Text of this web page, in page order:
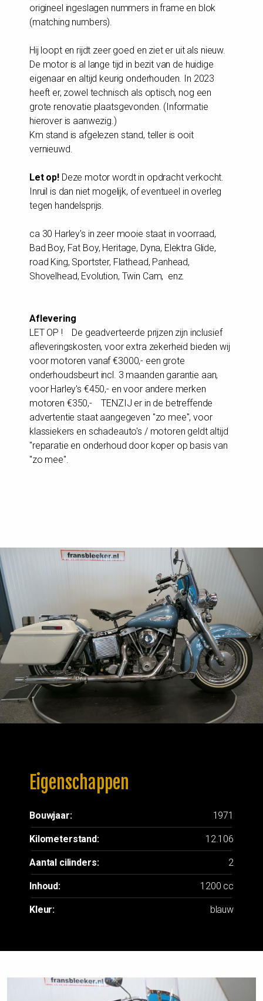
Eigenschappen
Bouwjaar: 1971
Kilometerstand: 12.106
Aantal cilinders: 2
Inhoud: 1200 cc
Kleur: blauw
origineel ingeslagen nummers in frame en blok
(matching numbers).
Hij loopt en rijdt zeer goed en ziet er uit als nieuw.
De motor is al lange tijd in bezit van de huidige
eigenaar en altijd keurig onderhouden. In 2023
heeft er, zowel technisch als optisch, nog een
grote renovatie plaatsgevonden. (Informatie
hierover is aanwezig.)
Km stand is afgelezen stand, teller is ooit
vernieuwd.
Let op!Deze motor wordt in opdracht verkocht.
Inruil is dan niet mogelijk, of eventueel in overleg
tegen handelsprijs.
ca 30 Harley's in zeer mooie staat in voorraad,
Bad Boy, Fat Boy, Heritage, Dyna, Elektra Glide,
road King, Sportster, Flathead, Panhead,
Shovelhead, Evolution, Twin Cam, enz.
Aflevering
LET OP ! De geadverteerde prijzen zijn inclusief
afleveringskosten, voor extra zekerheid bieden wij
voor motoren vanaf €3000,- een grote
onderhoudsbeurt incl. 3 maanden garantie aan,
voor Harley's €450,- en voor andere merken
motoren €350,- TENZIJ er in de betreffende
advertentie staat aangegeven "zo mee", voor
klassiekers en schadeauto's / motoren geldt altijd
"reparatie en onderhoud door koper op basis van
"zo mee".